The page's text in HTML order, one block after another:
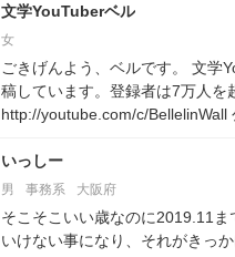
文学YouTuberベル
女
ごきげんよう、ベルです。
文学
稿しています。登録者は7万人を
http://youtube.com/c/BellelinWall
いっしー
男 事務系 大阪府
そこそこいい歳なのに2019.11
いけない事になり、それがきっ